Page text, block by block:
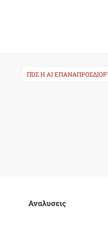
ΠΏΣ Η AI
Αναλυσεις